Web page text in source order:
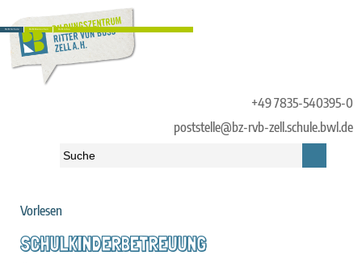
+49 7835-540395-0
poststelle@bz-rvb-zell.schule.bwl.de
RvB.Schule RvB.Menschen RvB.Infos
Startseite» RvB.Schule»
Vorlesen
SCHULKINDERBETREUUNG